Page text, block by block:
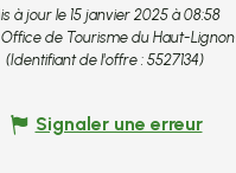
à jour le 15 janvier 2025 à 08:58
de Tourisme du Haut-Lignon
(Identifiant de l'offre : 5527134)
Signaler une erreur